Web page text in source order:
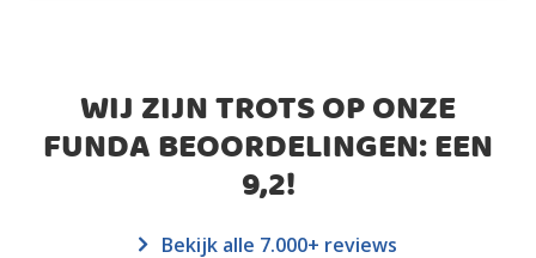
WIJ ZIJN TROTS OP ONZE
FUNDA BEOORDELINGEN: EEN
9,2!
Bekijk alle 7.000+ reviews